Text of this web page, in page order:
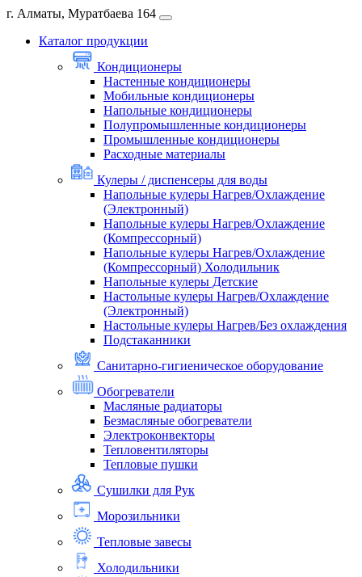
г. Алматы, Муратбаева 164
Каталог продукции
Кондиционеры
Настенные кондиционеры
Мобильные кондиционеры
Напольные кондиционеры
Полупромышленные кондиционеры
Промышленные кондиционеры
Расходные материалы
Кулеры / диспенсеры для воды
Напольные кулеры Нагрев/Охлаждение
(Электронный)
Напольные кулеры Нагрев/Охлаждение
(Компрессорный)
Напольные кулеры Нагрев/Охлаждение
(Компрессорный) Холодильник
Напольные кулеры Детские
Настольные кулеры Нагрев/Охлаждение
(Электронный)
Настольные кулеры Нагрев/Без охлаждения
Подстаканники
Санитарно-гигиеническое оборудование
Обогреватели
Масляные радиаторы
Безмасляные обогреватели
Электроконвекторы
Тепловентиляторы
Тепловые пушки
Сушилки для Рук
Морозильники
Тепловые завесы
Холодильники